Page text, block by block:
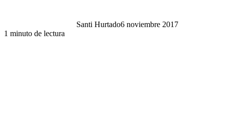
Santi Hurtado6 noviembre 2017
1 minuto de lectura